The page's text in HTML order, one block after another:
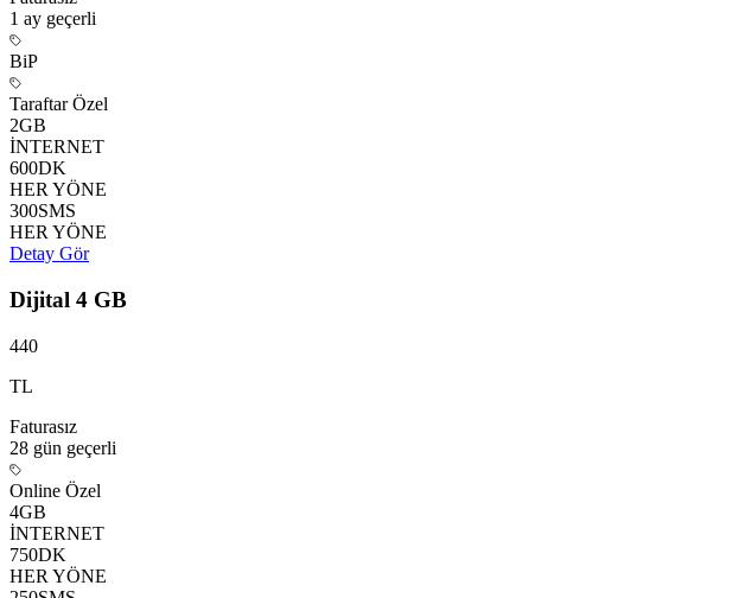
1 ay geçerli
BiP
Taraftar Özel
2GB
İNTERNET
600DK
HER YÖNE
300SMS
HER YÖNE
Detay Gör
Dijital 4 GB
440
TL
Faturasız
28 gün geçerli
Online Özel
4GB
İNTERNET
750DK
HER YÖNE